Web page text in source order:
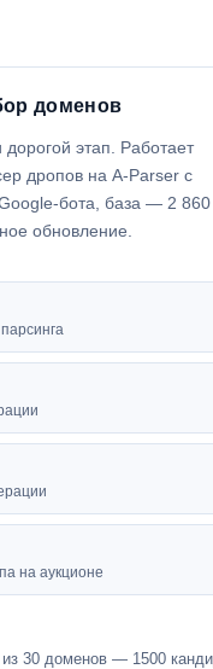
доменов
этап. Работает
дропов на A-Parser с
бота, база — 2
обновление.
на аукционе
из 30 доменов — 1500